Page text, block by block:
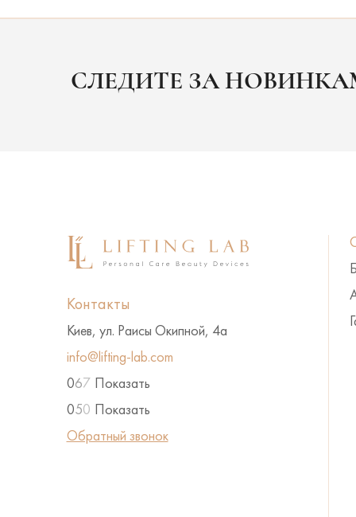
СЛЕДИТЕ ЗА
Контакты
Киев, ул. Раисы Окипной, 4а
info@lifting-lab.com
067 Показать
050 Показать
Обратный звонок